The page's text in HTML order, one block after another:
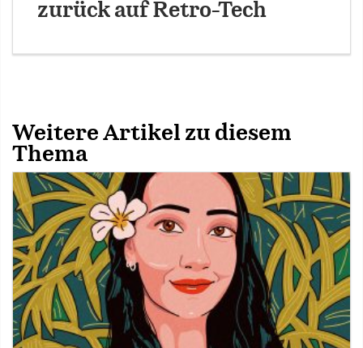
zurück auf Retro-Tech
Weitere Artikel zu diesem
Thema